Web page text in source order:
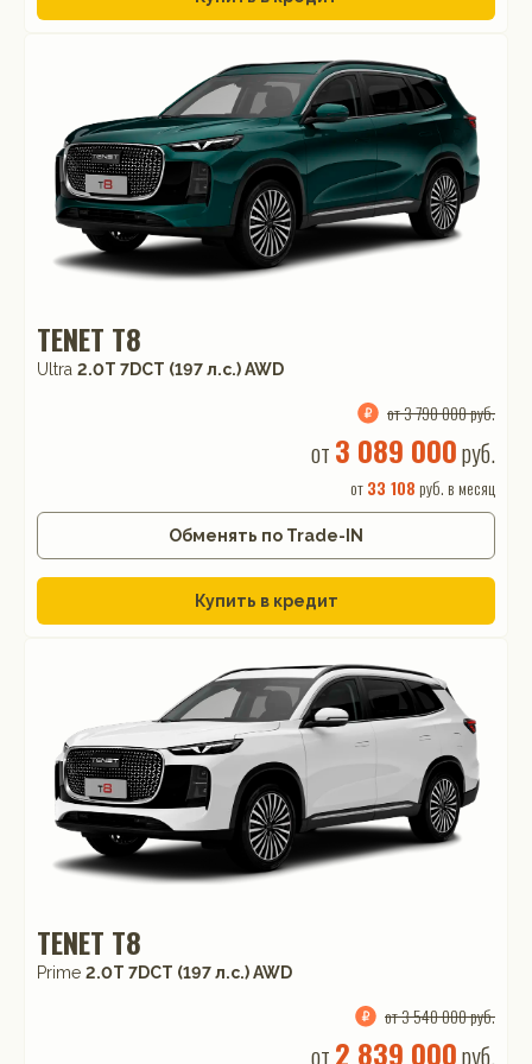
TENET T8
Ultra 2.0T 7DCT (197 л.с.) AWD
от 3 790 000 руб.
от 3 089 000руб.
от33 108 руб. в месяц
Обменять по Trade-IN
Купить в кредит
TENET T8
Prime 2.0T 7DCT (197 л.с.) AWD
от 3 540 000 руб.
от 2 839 000руб.